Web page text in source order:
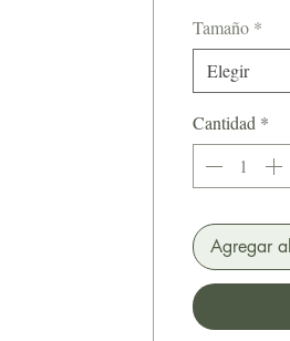
Tamaño *
Elegir
Cantidad *
Agregar